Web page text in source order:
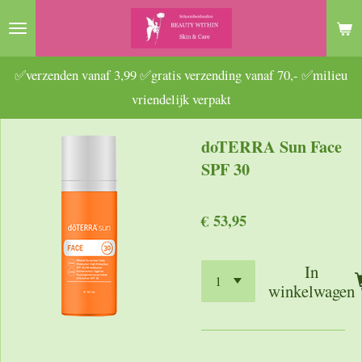
Ga
naar
hoofdinhoud
✅verzenden vanaf 3,99 ✅gratis verzending vanaf 70,- ✅milieu
vriendelijk verpakt
doTERRA Sun Face
SPF 30
€ 53,95
In
winkelwagen